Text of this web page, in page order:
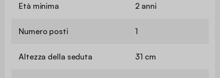
Età minima 2 anni
Numero posti 1
Altezza della seduta 31 cm